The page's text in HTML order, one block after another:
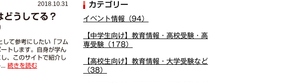
2018.10.31
うしてる？
て参考にしたい「フム
トします。自身が学ん
、このサイトで紹介し
続きを読む
カテゴリー
イベント情報（94）
【中学生向け】教育情報・高校受験・高
専受験（178）
【高校生向け】教育情報・大学受験など
（38）